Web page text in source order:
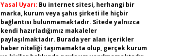
Yasal Uyarı: Bu internet sitesi, herhangi bir
marka, kurum veya şahıs şirketi ile hiçbir
bağlantısı bulunmamaktadır. Sitede yalnızca
kendi hazırladığımız makaleler
paylaşılmaktadır. Burada yer alan içerikler
haber niteliği taşımamakta olup, gerçek kurum